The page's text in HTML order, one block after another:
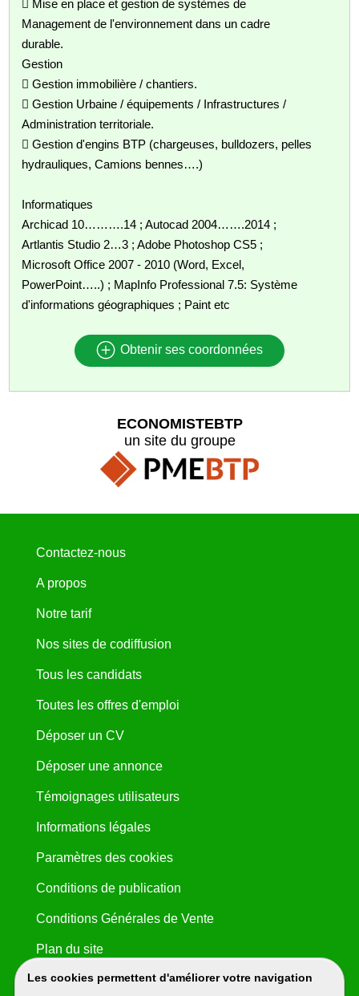
 Mise en place et gestion de systèmes de
Management de l'environnement dans un cadre
durable.
Gestion
 Gestion immobilière / chantiers.
 Gestion Urbaine / équipements / Infrastructures /
Administration territoriale.
 Gestion d'engins BTP (chargeuses, bulldozers, pelles
hydrauliques, Camions bennes….)
Informatiques
Archicad 10……….14 ; Autocad 2004…….2014 ;
Artlantis Studio 2…3 ; Adobe Photoshop CS5 ;
Microsoft Office 2007 - 2010 (Word, Excel,
PowerPoint…..) ; MapInfo Professional 7.5: Système
d'informations géographiques ; Paint etc
Obtenir ses coordonnées
Les cookies permettent d'améliorer votre navigation
ECONOMISTEBTP
un site du groupe
Contactez-nous
A propos
Notre tarif
Nos sites de codiffusion
Tous les candidats
Toutes les offres d'emploi
Déposer un CV
Déposer une annonce
Témoignages utilisateurs
Informations légales
Paramètres des cookies
Conditions de publication
Conditions Générales de Vente
Plan du site